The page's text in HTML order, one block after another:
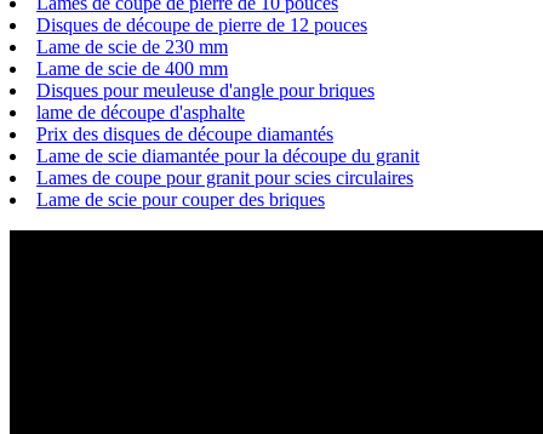
Disques de découpe de pierre de 12 pouces
Lame de scie de 230 mm
Lame de scie de 400 mm
Disques pour meuleuse d'angle pour briques
lame de découpe d'asphalte
Prix ​​des disques de découpe diamantés
Lame de scie diamantée pour la découpe du granit
Lames de coupe pour granit pour scies circulaires
Lame de scie pour couper des briques